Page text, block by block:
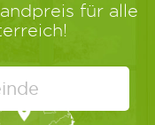
für alle